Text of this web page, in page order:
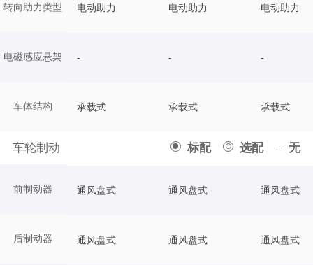
转向助力类型
电磁感应悬架
车体结构
车轮制动 标配 选配 无
前制动器
后制动器
电动助力 电动助力 电动助力
- - -
承载式 承载式 承载式
通风盘式 通风盘式 通风盘式
通风盘式 通风盘式 通风盘式